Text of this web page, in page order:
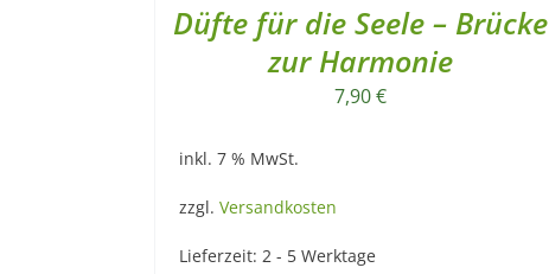
Düfte für die Seele – Brücke
zur Harmonie
7,90€
inkl. 7 % MwSt.
zzgl. Versandkosten
Lieferzeit: 2 - 5 Werktage